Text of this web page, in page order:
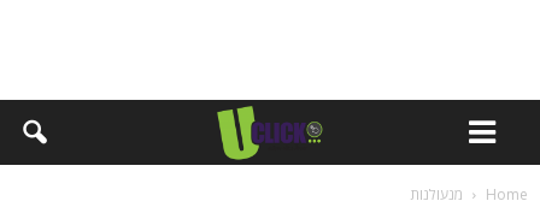
Home מנעולנות